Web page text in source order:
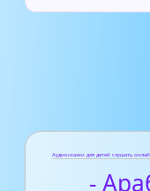
Аудиосказки для детей слушать
-